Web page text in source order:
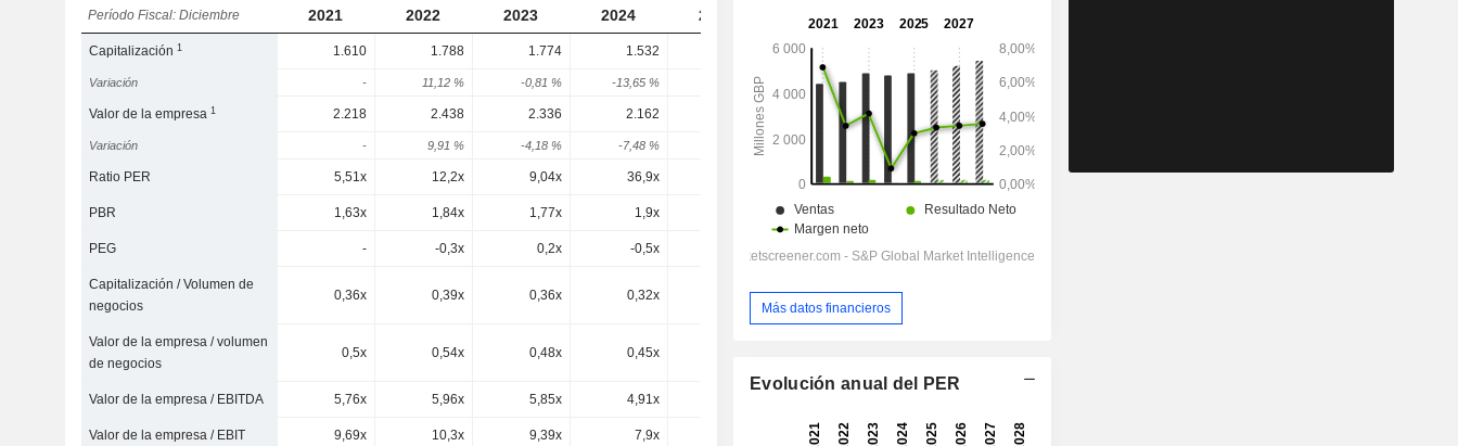
Período Fiscal: Diciembre
2021 2022 2023 2024 2025 2026 2027
Capitalización1 1.610 1.788 1.774 1.532 2.527
Variación - 11,12 % -0,81 % -13,65 % 80,31 % -8,53 %
Valor de la empresa1 2.218 2.438 2.336 2.162 3.472 3.232 3.127 3.010
Variación - 9,91 % -4,18 % -7,48 % 60,63 % -3,26 % -3,73 %
Ratio PER 5,51x 12,2x 9,04x 36,9x 15,6x 14,2x 13,3x
PBR 1,63x 1,84x 1,77x 1,9x 2,89x 2,55x
PEG - -0,3x 0,2x -0,5x 0,8x 1,54x
Capitalización / Volumen de
negocios
0,36x 0,39x 0,36x 0,32x 0,57x 0,5x
Valor de la empresa / volumen
de negocios
0,5x 0,54x 0,48x 0,45x
Valor de la empresa / EBITDA 5,76x 5,96x 5,85x 4,91x
Valor de la empresa / EBIT 9,69x 10,3x 9,39x 7,9x 10,8x 9,97x 9,09x
Más datos financieros
Evolución anual del PER